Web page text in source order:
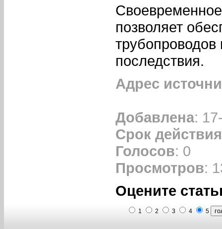
позволяет
трубопроводов
последствия.
Адрес
Добавлена:
Срок действия
Голосов: 0
Просмотров:
Оцените
1 2 3 4 5